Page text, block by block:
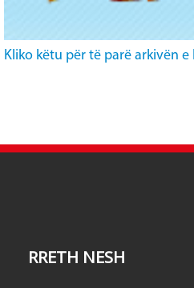
Kliko këtu për të parë arkivën e
RRETH NESH